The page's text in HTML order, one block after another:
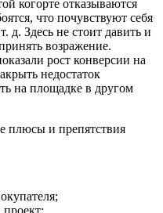
когорте отказываются
что почувствуют себя
д. Здесь не стоит давить и
возражение.
рост конверсии на
недостаток
на площадке в другом
плюсы и препятствия